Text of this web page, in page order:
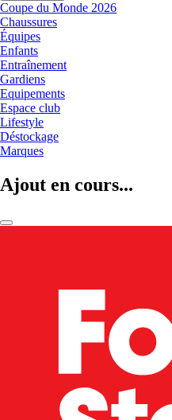
Coupe du Monde 2026
Chaussures
Équipes
Enfants
Entraînement
Gardiens
Equipements
Espace club
Lifestyle
Déstockage
Marques
Ajout en cours...